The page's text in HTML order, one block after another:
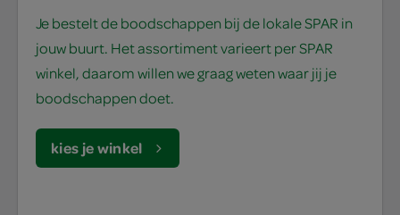
Je bestelt de boodschappen bij de lokale SPAR in
jouw buurt. Het assortiment varieert per SPAR
winkel, daarom willen we graag weten waar jij je
boodschappen doet.
kies je winkel